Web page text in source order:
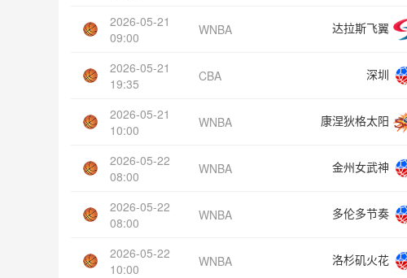
2026-05-21
09:00
WNBA 达拉斯飞翼
2026-05-21
19:35
CBA 深圳
2026-05-21
10:00
WNBA 康涅狄格太阳
2026-05-22
08:00
WNBA 金州女武神
2026-05-22
08:00
WNBA 多伦多节奏
2026-05-22
10:00
WNBA 洛杉矶火花